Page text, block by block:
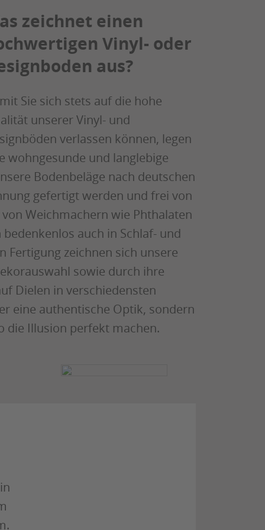
zeichnet einen
Vinyl- oder
aus?
Sie sich stets auf die hohe
unserer Vinyl- und
verlassen können, legen
wohngesunde und langlebige
Bodenbeläge nach deutschen
gefertigt werden und frei von
Weichmachern wie Phthalaten
auch in Schlaf- und
Fertigung zeichnen sich unsere
sowie durch ihre
Dielen in verschiedensten
eine authentische Optik, sondern
die Illusion perfekt machen.